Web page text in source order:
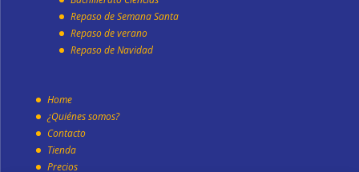
Repaso de Semana Santa
Repaso de verano
Repaso de Navidad
Home
¿Quiénes somos?
Contacto
Tienda
Precios